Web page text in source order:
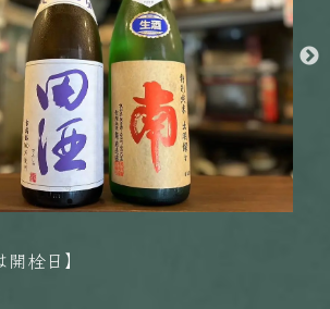
栓日】